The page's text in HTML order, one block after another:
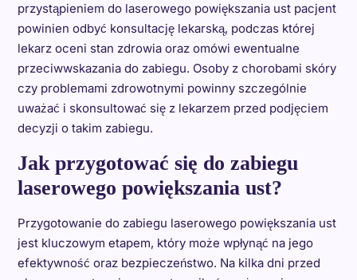
przystąpieniem do laserowego powiększania ust pacjent
powinien odbyć konsultację lekarską, podczas której
lekarz oceni stan zdrowia oraz omówi ewentualne
przeciwwskazania do zabiegu. Osoby z chorobami skóry
czy problemami zdrowotnymi powinny szczególnie
uważać i skonsultować się z lekarzem przed podjęciem
decyzji o takim zabiegu.
Jak przygotować się do zabiegu
laserowego powiększania ust?
Przygotowanie do zabiegu laserowego powiększania ust
jest kluczowym etapem, który może wpłynąć na jego
efektywność oraz bezpieczeństwo. Na kilka dni przed